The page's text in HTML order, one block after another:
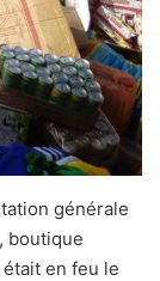
générale
boutique
en feu le